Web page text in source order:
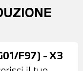
SPECCHI
LED -
F97) - X3